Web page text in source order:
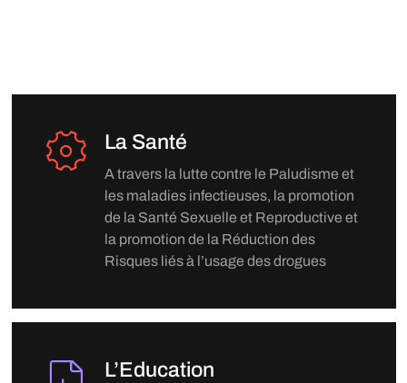
La Santé
A travers la lutte contre le Paludisme et
les maladies infectieuses, la promotion
de la Santé Sexuelle et Reproductive et
la promotion de la Réduction des
Risques liés à l’usage des drogues
L’Education